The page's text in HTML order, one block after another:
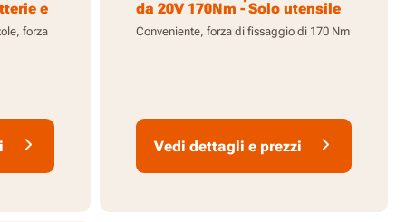
e
forza
da 20V 170Nm - Solo utensile
Conveniente, forza di fissaggio di 170 Nm
Vedi dettagli e prezzi